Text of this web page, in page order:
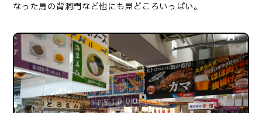
なった馬の背洞門など他にも見どころいっぱい。